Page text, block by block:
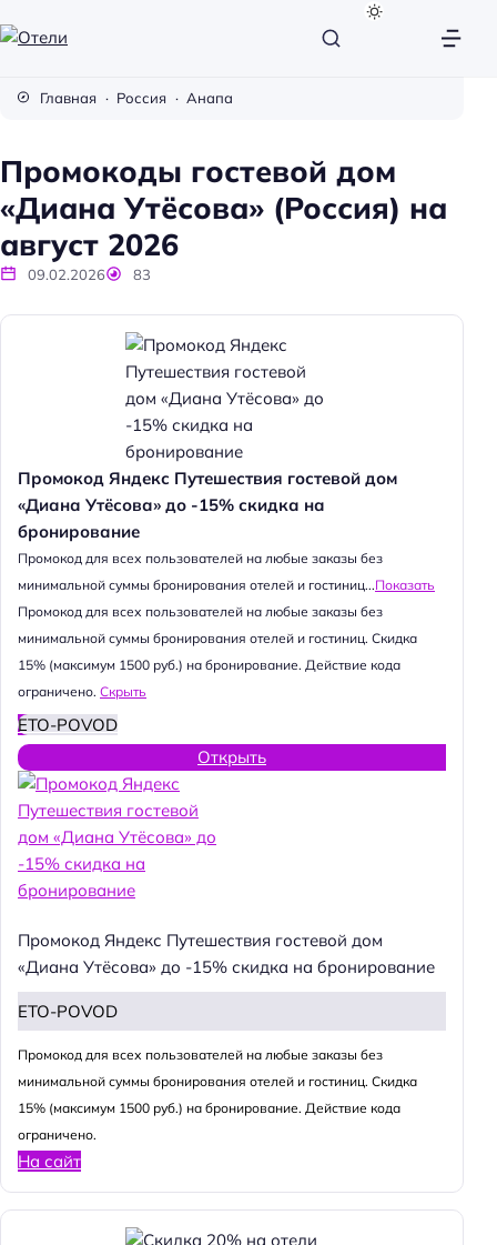
и
Главная Россия Анапа
Промокоды гостевой дом
«Диана Утёсова» (Россия) на
август 2026
09.02.2026 83
Промокод Яндекс Путешествия гостевой дом
«Диана Утёсова» до -15% скидка на
бронирование
Промокод для всех пользователей на любые заказы без
минимальной суммы бронирования отелей и гостиниц...Показать
Промокод для всех пользователей на любые заказы без
минимальной суммы бронирования отелей и гостиниц. Скидка
15% (максимум 1500 руб.) на бронирование. Действие кода
ограничено. Скрыть
ETO-POVOD
Открыть
Промокод Яндекс Путешествия гостевой дом
«Диана Утёсова» до -15% скидка на бронирование
ETO-POVOD
Промокод для всех пользователей на любые заказы без
минимальной суммы бронирования отелей и гостиниц. Скидка
15% (максимум 1500 руб.) на бронирование. Действие кода
ограничено.
На сайт